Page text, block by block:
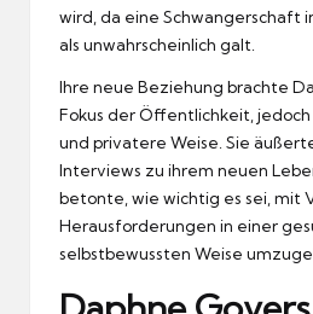
wird, da eine Schwangerschaft
als unwahrscheinlich galt.
Ihre neue Beziehung brachte
Fokus der Öffentlichkeit,
und privatere Weise. Sie
Interviews zu ihrem neuen
betonte, wie wichtig es sei, mit
Herausforderungen in einer
selbstbewussten Weise